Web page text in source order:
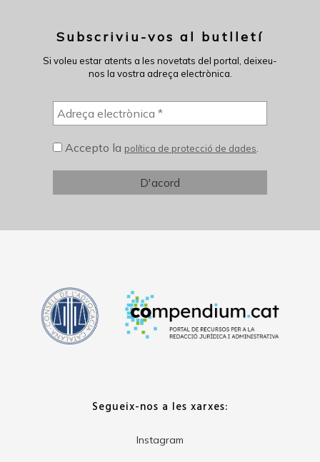
Subscriviu-vos al butlletí
Si voleu estar atents a les novetats del portal, deixeu-
nos la vostra adreça electrònica.
Accepto la política de protecció de dades.
Segueix-nos a les xarxes:
Instagram